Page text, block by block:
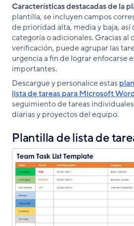
Características destacadas de la
plantilla, se incluyen campos
de prioridad alta, media y baja, así
categoría o adicionales. Gracias al
verificación, puede agrupar las
urgencia a fin de lograr enfocarse
importantes.
Descargue y personalice estas
lista de tareas para Microsoft
seguimiento de tareas
diarias y proyectos del equipo.
Plantilla de lista de